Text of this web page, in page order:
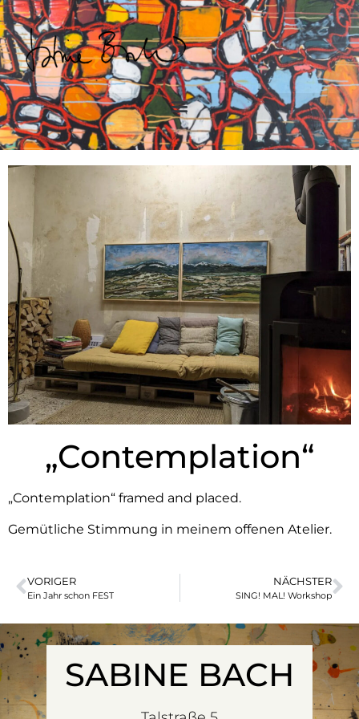
„Contemplation“
„Contemplation“ framed and placed.
Gemütliche Stimmung in meinem offenen Atelier.
VORIGER
Ein Jahr schon FEST
NÄCHSTER
SING! MAL! Workshop
SABINE BACH